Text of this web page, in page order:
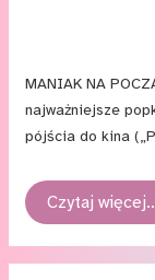
MANIAK NA
najważniejsze
pójścia do kina
bez dwóch zdań
z „Gwiezdnymi
przeogromny
Czytaj